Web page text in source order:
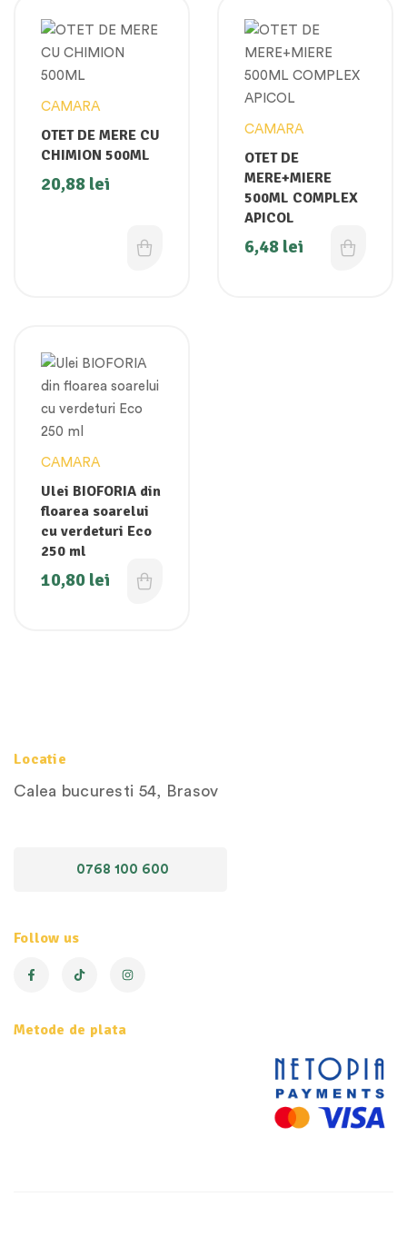
CAMARA
OTET DE MERE CU
CHIMION 500ML
20,88 lei
CAMARA
OTET DE
MERE+MIERE
500ML COMPLEX
APICOL
6,48 lei
CAMARA
Ulei BIOFORIA din
floarea soarelui
cu verdeturi Eco
250 ml
10,80 lei
Locatie
Calea bucuresti 54, Brasov
0768 100 600
Follow us
Metode de plata